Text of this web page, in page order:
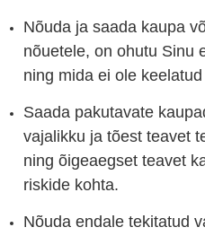
Nõuda ja saada kaupa
nõuetele, on ohutu Sinu
ning mida ei ole
Saada pakutavate
vajalikku ja tõest teavet
ning õigeaegset teavet
riskide kohta.
Nõuda endale tekitatud